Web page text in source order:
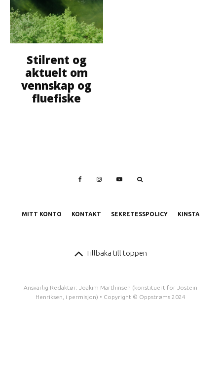
Stilrent og
aktuelt om
vennskap og
fluefiske
MITT KONTO KONTAKT SEKRETESSPOLICY KINSTA
Tillbaka till toppen
Ansvarlig Redaktør: Joakim Marthinsen (konstituert for Jostein
Henriksen, i permisjon) • Copyright © Oppstrøms 2024